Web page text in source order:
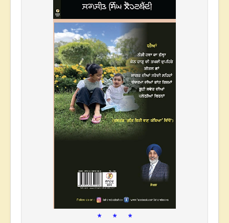
* * *